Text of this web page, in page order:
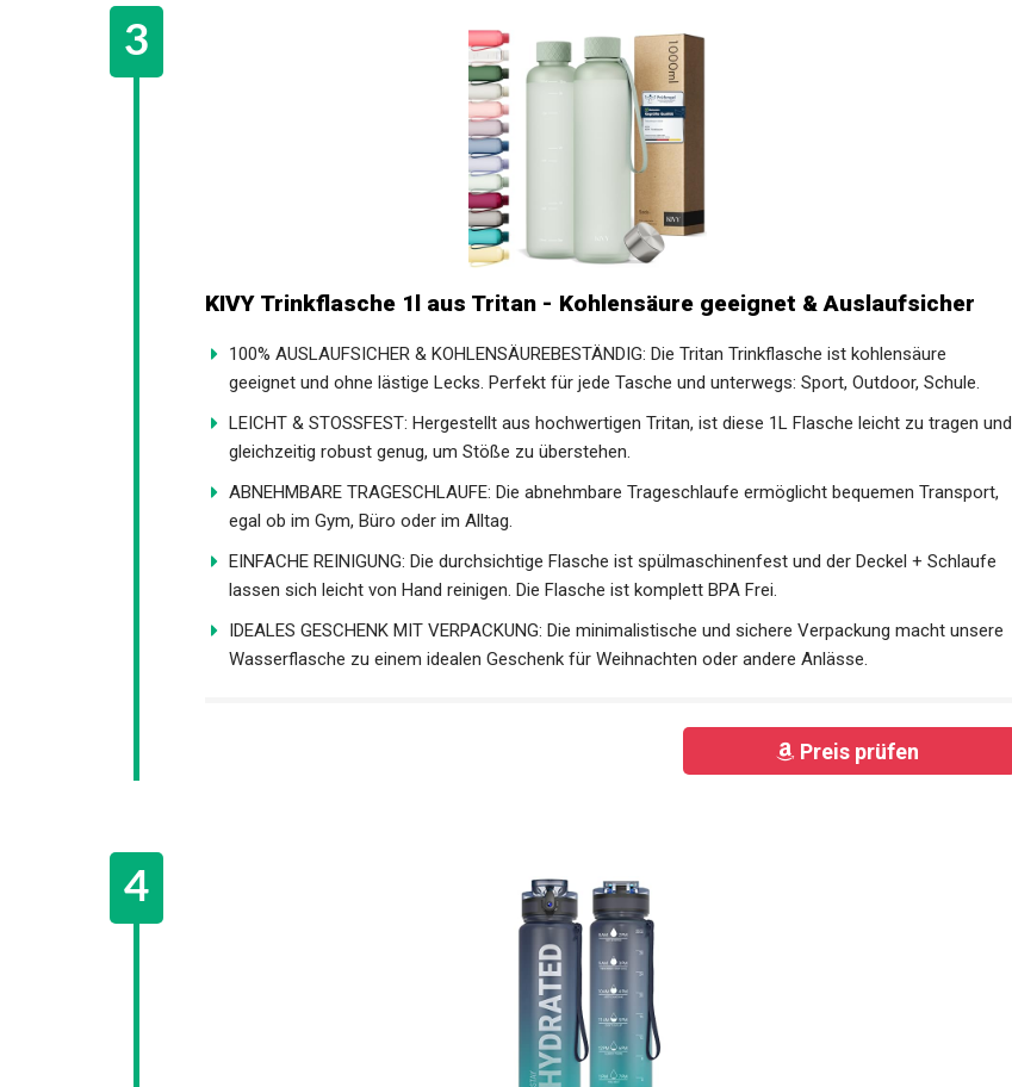
KIVY Trinkflasche 1l aus Tritan - Kohlensäure geeignet & Auslaufsicher
100% AUSLAUFSICHER & KOHLENSÄUREBESTÄNDIG: Die Tritan Trinkflasche ist kohlensäure
geeignet und ohne lästige Lecks. Perfekt für jede Tasche und unterwegs: Sport, Outdoor, Schule.
LEICHT & STOSSFEST: Hergestellt aus hochwertigen Tritan, ist diese 1L Flasche leicht zu tragen und
gleichzeitig robust genug, um Stöße zu überstehen.
ABNEHMBARE TRAGESCHLAUFE: Die abnehmbare Trageschlaufe ermöglicht bequemen Transport,
egal ob im Gym, Büro oder im Alltag.
EINFACHE REINIGUNG: Die durchsichtige Flasche ist spülmaschinenfest und der Deckel + Schlaufe
lassen sich leicht von Hand reinigen. Die Flasche ist komplett BPA Frei.
IDEALES GESCHENK MIT VERPACKUNG: Die minimalistische und sichere Verpackung macht unsere
Wasserflasche zu einem idealen Geschenk für Weihnachten oder andere Anlässe.
Preis prüfen